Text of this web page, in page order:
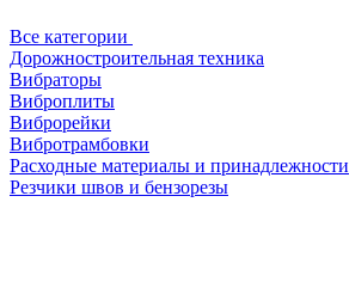
Все категории
Дорожностроительная техника
Вибраторы
Виброплиты
Виброрейки
Вибротрамбовки
Расходные материалы и принадлежности
Резчики швов и бензорезы